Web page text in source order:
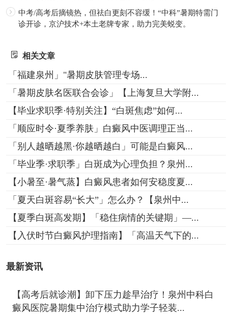
中考/高考后摘镜热，但祛白更刻不容缓！“中科”暑期特需门
诊开诊，京沪技术+本土老牌专家，助力完美蜕变。
相关文章
「福建泉州」"暑期皮肤管理专场...
「暑期皮肤名医联合会诊」【上海复旦大学附...
【毕业求职季·特别关注】“白斑焦虑”如何...
「顺应时令·夏季养肤」白癜风中医调理正当...
「别人越晒越黑·你越晒越白」可能是白癜风...
「毕业季·求职季」白斑成为心理负担？泉州...
【小暑至·暑气蒸】白癜风患者如何安稳度夏...
「夏天白斑容易“长大”」怎么办？【泉州中...
【夏季白斑高发期】「稳住病情的关键期」—...
【入伏时节白癜风护理指南】「高温天气下的...
最新资讯
【高考后就诊潮】卸下压力趁早治疗！泉州中科白
癜风医院暑期集中治疗模式助力学子轻装...